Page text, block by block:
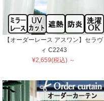
【オーダーレース アスワン】セラヴ
ィ C2243
¥2,659(税込) ～